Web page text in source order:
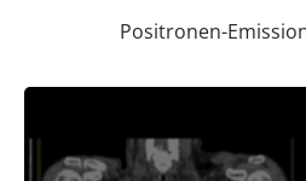
Positronen-